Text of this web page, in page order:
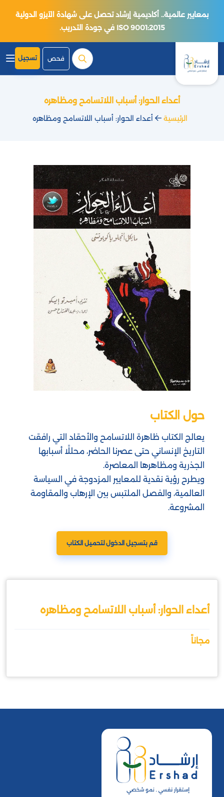
بمعايير عالمية.. أكاديمية إرشاد تحصل على شهادة الآيزو الدولية
ISO 9001:2015 في جودة التدريب.
فحص تسجيل
أعداء الحوار: أسباب اللاتسامح ومظاهره
الرئيسية أعداء الحوار: أسباب اللاتسامح ومظاهره
حول الكتاب
يعالج الكتاب ظاهرة اللاتسامح والأحقاد التي رافقت
التاريخ الإنساني حتى عصرنا الحاضر، محللًا أسبابها
الجذرية ومظاهرها المعاصرة.
ويطرح رؤية نقدية للمعايير المزدوجة في السياسة
العالمية، والفصل الملتبس بين الإرهاب والمقاومة
المشروعة.
قم بتسجيل الدخول لتحميل الكتاب
أعداء الحوار: أسباب اللاتسامح ومظاهره
مجاناً